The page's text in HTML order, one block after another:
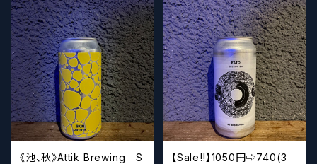
《池、秋》Attik Brewing S
【Sale‼︎】1050円⇨740(3